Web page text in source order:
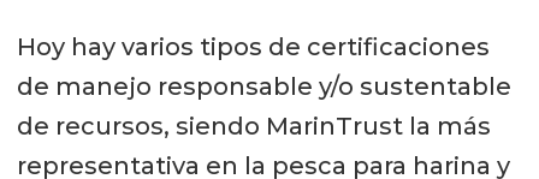
Hoy hay varios tipos de certificaciones
de manejo responsable y/o sustentable
de recursos, siendo MarinTrust la más
representativa en la pesca para harina y